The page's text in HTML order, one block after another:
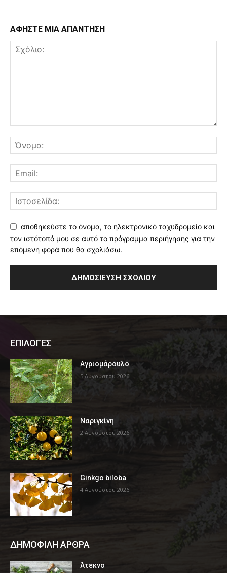
ΑΦΗΣΤΕ ΜΙΑ ΑΠΑΝΤΗΣΗ
αποθηκεύστε το όνομα, το ηλεκτρονικό ταχυδρομείο και
τον ιστότοπό μου σε αυτό το πρόγραμμα περιήγησης για την
επόμενη φορά που θα σχολιάσω.
ΕΠΙΛΟΓΕΣ
Αγριομάρουλο
5 Αυγούστου 2026
Ναριγκίνη
2 Αυγούστου 2026
Ginkgo biloba
4 Αυγούστου 2026
ΔΗΜΟΦΙΛΗ ΑΡΘΡΑ
Άτεκνο